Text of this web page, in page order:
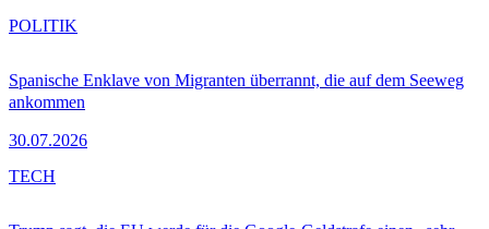
Spanische Enklave von Migranten überrannt, die auf dem Seeweg
ankommen
30.07.2026
POLITIK
TECH